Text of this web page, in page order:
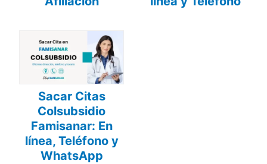
Sacar Citas
Colsubsidio
Famisanar: En
línea, Teléfono y
WhatsApp